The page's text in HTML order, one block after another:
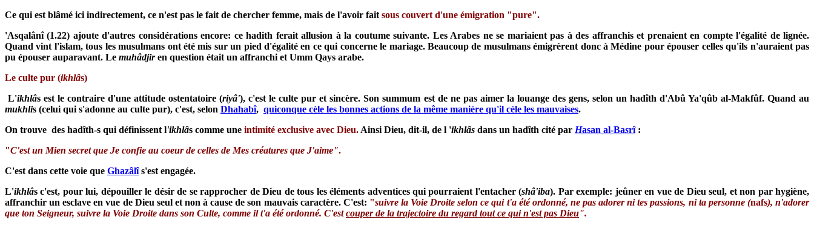
Ce qui est blâmé ici indirectement, ce n'est pas le fait de chercher femme, mais de l'avoir fait sous couvert d'une émigration "pure".
'Asqalânî (1.22) ajoute d'autres considérations encore: ce hadith ferait allusion à la coutume suivante. Les Arabes ne se mariaient pas à des affranchis et prenaient en compte l'égalité de lignée.
Quand vint l'islam, tous les musulmans ont été mis sur un pied d'égalité en ce qui concerne le mariage. Beaucoup de musulmans émigrèrent donc à Médine pour épouser celles qu'ils n'auraient pas
pu épouser auparavant. Le muhâdjiren question était un affranchi et Umm Qays arabe.
Le culte pur (ikhlâs)
L'ikhlâs est le contraire d'une attitude ostentatoire (riyâ'), c'est le culte pur et sincère. Son summum est de ne pas aimer la louange des gens, selon un hadîth d'Abû Ya'qûb al-Makfûf. Quand au
mukhlis (celui qui s'adonne au culte pur), c'est, selon Dhahabî, quiconque cèle les bonnes actions de la même manière qu'il cèle les mauvaises.
On trouve des hadîth-s qui définissent l'ikhlâs comme une intimité exclusive avec Dieu. Ainsi Dieu, dit-il, de l 'ikhlâs dans un hadîth cité par Hasan al-Basrî:
"C'est un Mien secret que Je confie au coeur de celles de Mes créatures que J'aime".
C'est dans cette voie que Ghazâlîs'est engagée.
L'ikhlâs c'est, pour lui, dépouiller le désir de se rapprocher de Dieu de tous les éléments adventices qui pourraient l'entacher (shâ'iba). Par exemple: jeûner en vue de Dieu seul, et non par hygiène,
affranchir un esclave en vue de Dieu seul et non à cause de son mauvais caractère. C'est: "suivre la Voie Droite selon ce qui t'a été ordonné, ne pas adorer ni tes passions, ni ta personne (nafs), n'adorer
que ton Seigneur, suivre la Voie Droite dans son Culte, comme il t'a été ordonné. C'estcouper de la trajectoire du regard tout ce qui n'est pas Dieu".